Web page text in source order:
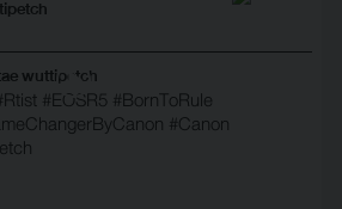
wuttipetch
#EOSR5 #BornToRule
#Canon